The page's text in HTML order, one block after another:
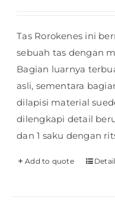
Tas Rorokenes ini
sebuah tas dengan
Bagian luarnya
asli, sementara
dilapisi material
dilengkapi detail
dan 1 saku dengan
Add to quote